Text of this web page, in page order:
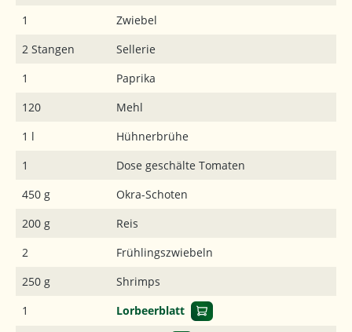
1
Zwiebel
2 Stangen
Sellerie
1
Paprika
120
Mehl
1 l
Hühnerbrühe
1
Dose geschälte Tomaten
450 g
Okra-Schoten
200 g
Reis
2
Frühlingszwiebeln
250 g
Shrimps
1
Lorbeerblatt